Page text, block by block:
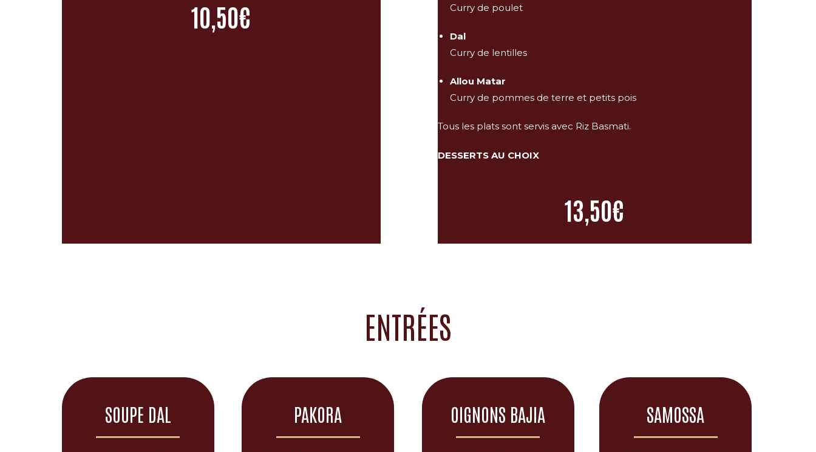
10,50€
Curry de poulet
Dal
Curry de lentilles
Allou Matar
Curry de pommes de terre et petits pois
Tous les plats sont servis avec Riz Basmati.
DESSERTS AU CHOIX
13,50€
ENTRÉES
SOUPE DAL PAKORA OIGNONS BAJIA SAMOSSA